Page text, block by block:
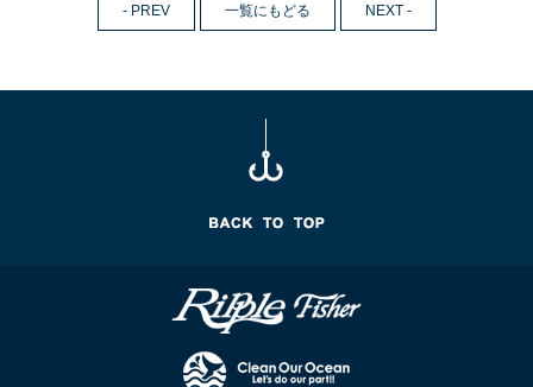
- PREV 一覧にもどる NEXT -